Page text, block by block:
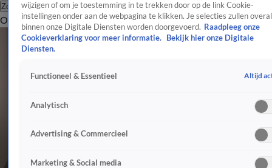
Zoeken
OverzichtEntertainmentSpraakmakendRealityCrimeVideo's
wijzigen of om je toestemming in te trekken door op de link Cookie-
instellingen onder aan de webpagina te klikken. Je selecties zullen overal
binnen onze Digitale Diensten worden doorgevoerd. Raadpleeg onze
Cookieverklaring voor meer informatie.
Bekijk hier onze Digitale
Diensten.
Functioneel & Essentieel Altijd
Analytisch
Advertising & Commercieel
Marketing & Social media